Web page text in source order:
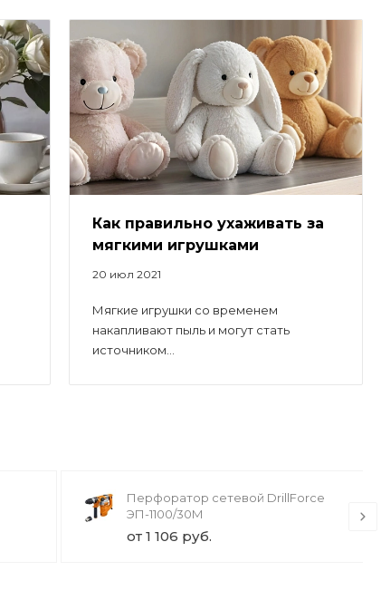
Как правильно ухаживать за
мягкими игрушками
20 июл 2021
Мягкие игрушки со временем
накапливают пыль и могут стать
источником...
Перфоратор сетевой DrillForce
ЭП-1100/30М
от 1 106 руб.